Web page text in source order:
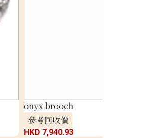
onyx brooch
參考回收價
HKD 7,940.93